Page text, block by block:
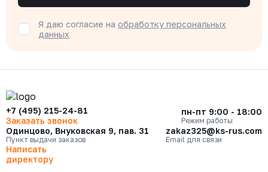
Я даю согласие на обработку персональных
данных
+7 (495) 215-24-81
Заказать звонок
пн-пт 9:00 - 18:00
Режим работы
Одинцово, Внуковская 9, пав. 31
Пункт выдачи заказов
zakaz325@ks-rus.com
Email для связи
Написать
директору